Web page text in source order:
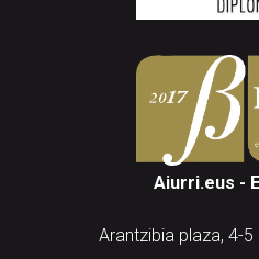
Aiurri.eus -
Arantzibia plaza, 4-5